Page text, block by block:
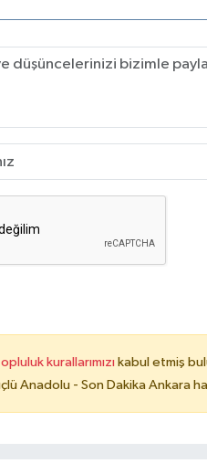
kurallarımızı kabul etmiş
Anadolu - Son Dakika Ankara